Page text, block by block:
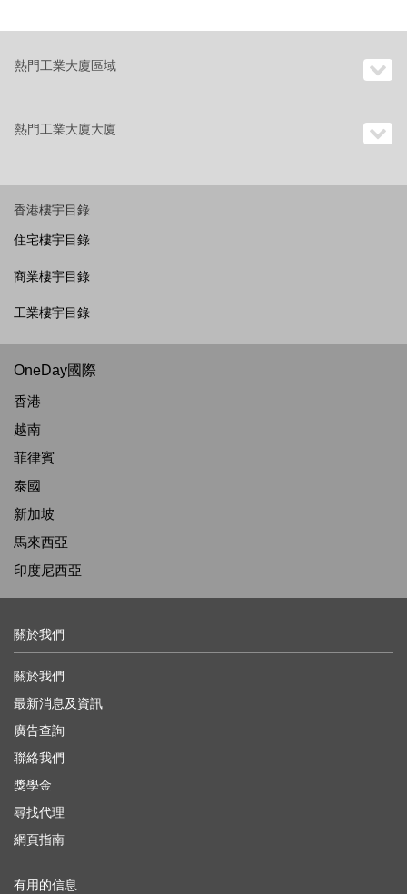
熱門工業大廈區域
熱門工業大廈大廈
香港樓宇目錄
住宅樓宇目錄
商業樓宇目錄
工業樓宇目錄
OneDay國際
香港
越南
菲律賓
泰國
新加坡
馬來西亞
印度尼西亞
關於我們
關於我們
最新消息及資訊
廣告查詢
聯絡我們
獎學金
尋找代理
網頁指南
有用的信息